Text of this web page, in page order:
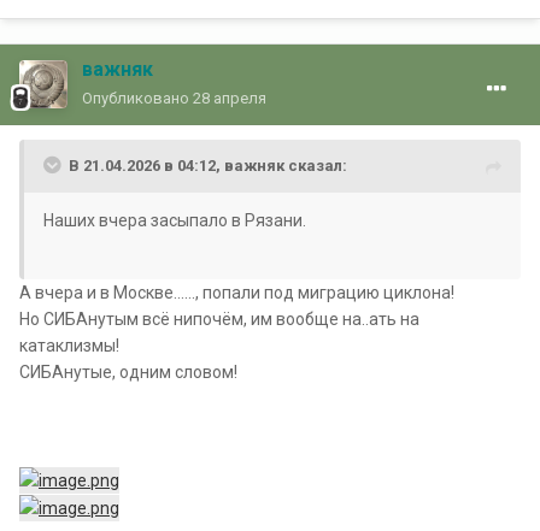
важняк
Опубликовано 28 апреля
В 21.04.2026 в 04:12, важняксказал:
Наших вчера засыпало в Рязани.
А вчера и в Москве......, попали под миграцию циклона!
Но СИБАнутым всё нипочём, им вообще на..ать на
катаклизмы!
СИБАнутые, одним словом!